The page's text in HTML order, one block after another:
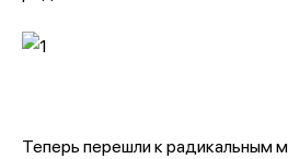
Теперь перешли к радикальным